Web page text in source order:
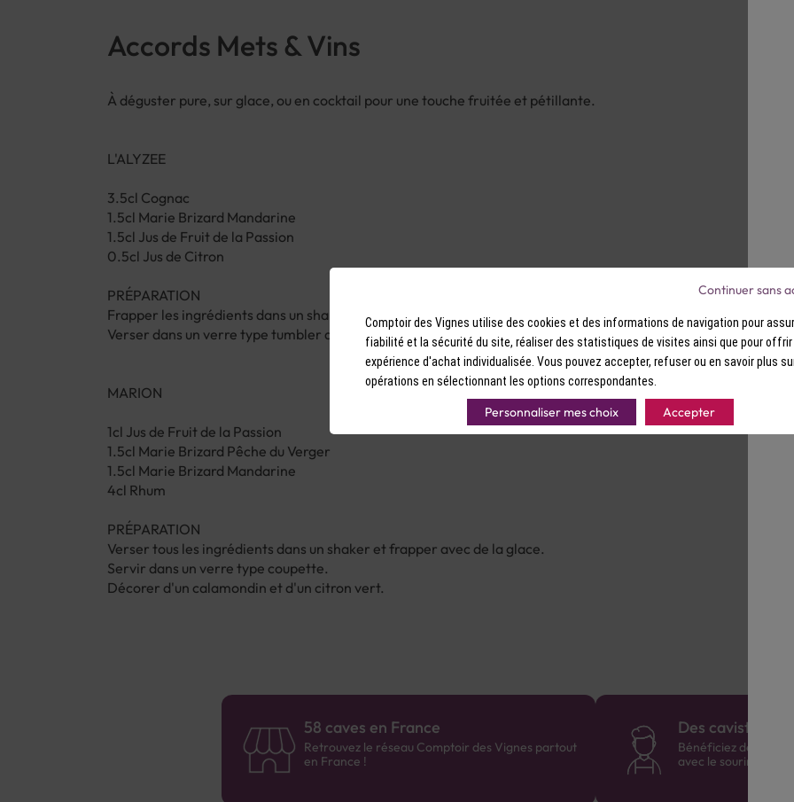
Accords Mets & Vins
À déguster pure, sur glace, ou en cocktail pour une touche fruitée et pétillante.
L'ALYZEE
3.5cl Cognac
1.5cl Marie Brizard Mandarine
1.5cl Jus de Fruit de la Passion
0.5cl Jus de Citron
PRÉPARATION
Frapper les ingrédients dans un shaker rempli de glaçons.
Verser dans un verre type tumbler décoré de quelques quartiers de mandarine fraîche ou confite.
MARION
1cl Jus de Fruit de la Passion
1.5cl Marie Brizard Pêche du Verger
1.5cl Marie Brizard Mandarine
4cl Rhum
PRÉPARATION
Verser tous les ingrédients dans un shaker et frapper avec de la glace.
Servir dans un verre type coupette.
Décorer d'un calamondin et d'un citron vert.
58 caves en France
Retrouvez le réseau Comptoir des Vignes partout
en France !
Des cavistes à
Bénéficiez de
avec le sourire :)
Comptoir des Vignes utilise des cookies et des informations de navigation pour
fiabilité et la sécurité du site, réaliser des statistiques de visites ainsi que pour offrir
expérience d'achat individualisée. Vous pouvez accepter, refuser ou en savoir plus
opérations en sélectionnant les options correspondantes.
Personnaliser mes choix Accepter
Continuer sans